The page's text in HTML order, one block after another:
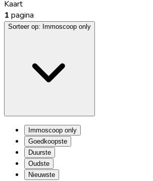
Kaart
1 pagina
Sorteer op: Immoscoop only
Immoscoop only
Goedkoopste
Duurste
Oudste
Nieuwste